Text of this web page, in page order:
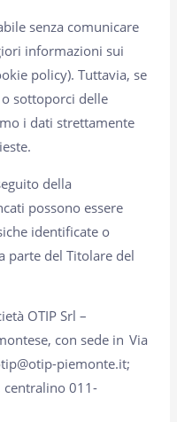
senza comunicare
informazioni sui
policy). Tuttavia, se
sottoporci delle
i dati strettamente
della
possono essere
identificate o
parte del Titolare del
OTIP Srl –
con sede in Via
piemonte.it;
centralino 011-